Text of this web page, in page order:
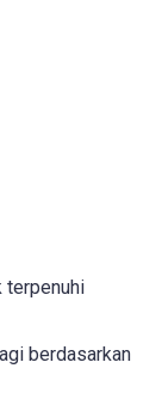
terpenuhi
berdasarkan